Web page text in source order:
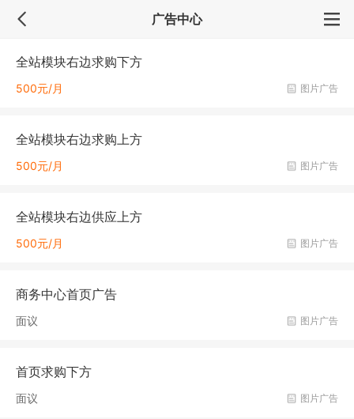
广告中心
全站模块右边求购下方
500元/月 图片广告
全站模块右边求购上方
500元/月 图片广告
全站模块右边供应上方
500元/月 图片广告
商务中心首页广告
面议 图片广告
首页求购下方
面议 图片广告